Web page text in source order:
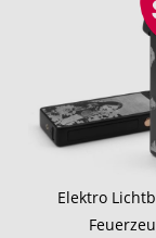
Elektro